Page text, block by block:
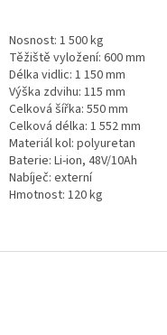
Nosnost: 1 500 kg
Těžiště vyložení: 600 mm
Délka vidlic: 1 150 mm
Výška zdvihu: 115 mm
Celková šířka: 550 mm
Celková délka: 1 552 mm
Materiál kol: polyuretan
Baterie: Li-ion, 48V/10Ah
Nabíječ: externí
Hmotnost: 120 kg